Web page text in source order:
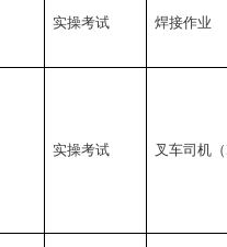
实操考试 焊接作业
实操考试 叉车司机